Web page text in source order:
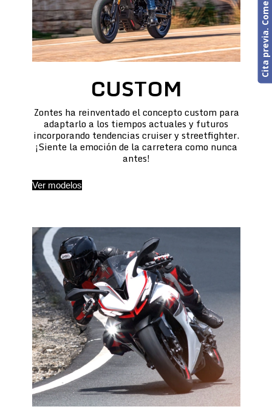
CUSTOM
Zontes ha reinventado el concepto custom para
adaptarlo a los tiempos actuales y futuros
incorporando tendencias cruiser y streetfighter.
¡Siente la emoción de la carretera como nunca
antes!
Ver modelos